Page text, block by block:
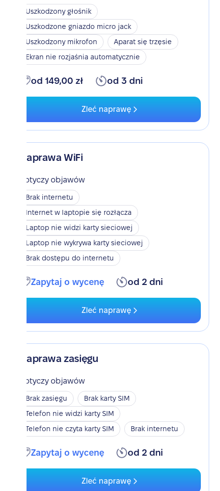
Uszkodzony głośnik
Uszkodzone gniazdo micro jack
Uszkodzony mikrofon
Aparat się trzęsie
Ekran nie rozjaśnia automatycznie
od 149,00 zł od 3 dni
Zleć naprawę
Naprawa WiFi
Dotyczy objawów
Brak internetu
Internet w laptopie się rozłącza
Laptop nie widzi karty sieciowej
Laptop nie wykrywa karty sieciowej
Brak dostępu do internetu
Zapytaj o wycenę od 2 dni
Zleć naprawę
Naprawa zasięgu
Dotyczy objawów
Brak zasięgu
Brak karty SIM
Telefon nie widzi karty SIM
Telefon nie czyta karty SIM
Brak internetu
Zapytaj o wycenę od 2 dni
Zleć naprawę